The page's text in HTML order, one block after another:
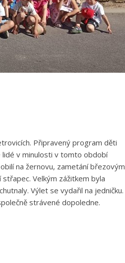
. Připravený program děti
lidé v minulosti v tomto období
na žernovu, zametání březovým
Velkým zážitkem byla
Výlet se vydařil na jedničku.
strávené dopoledne.